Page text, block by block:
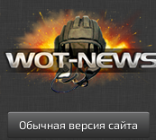
Обычная версия сайта